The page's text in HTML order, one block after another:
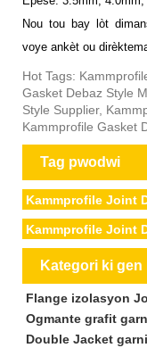
Nou tou bay lòt
voye ankèt ou
Hot Tags:
Gasket Debaz Style
Style Supplier,
Kammprofile Gasket
Tag pwodwi
Kammprofile Joint
Kammprofile Joint
Kategori ki gen
Flange izolasyon
Ogmante grafit
Double Jacket